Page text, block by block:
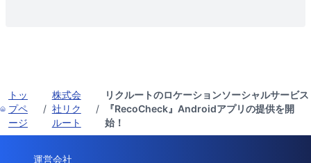
トッ
プペ
ージ
/
株式会
社リク
ルート
/
リクルートのロケーションソーシャルサービス
『RecoCheck』Androidアプリの提供を開
始！
運営会社